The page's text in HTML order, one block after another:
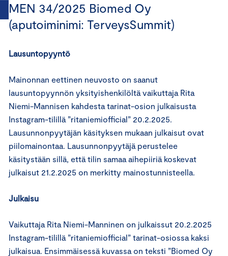
MEN 34/2025 Biomed Oy
(aputoiminimi: TerveysSummit)
Lausuntopyyntö
Mainonnan eettinen neuvosto on saanut
lausuntopyynnön yksityishenkilöltä vaikuttaja Rita
Niemi-Mannisen kahdesta tarinat-osion julkaisusta
Instagram-tilillä ”ritaniemiofficial” 20.2.2025.
Lausunnonpyytäjän käsityksen mukaan julkaisut ovat
piilomainontaa. Lausunnonpyytäjä perustelee
käsitystään sillä, että tilin samaa aihepiiriä koskevat
julkaisut 21.2.2025 on merkitty mainostunnisteella.
Julkaisu
Vaikuttaja Rita Niemi-Manninen on julkaissut 20.2.2025
Instagram-tilillä ”ritaniemiofficial” tarinat-osiossa kaksi
julkaisua. Ensimmäisessä kuvassa on teksti ”Biomed Oy